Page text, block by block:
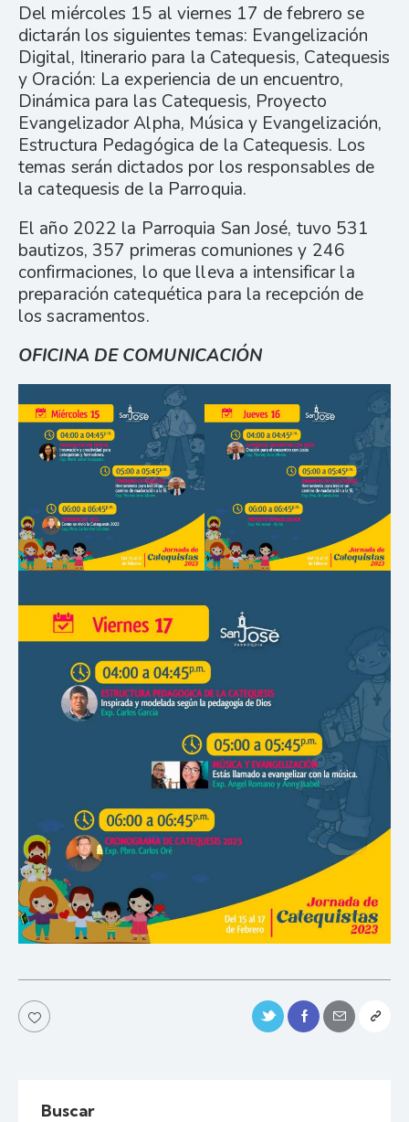
Del miércoles 15 al viernes 17 de febrero se
dictarán los siguientes temas: Evangelización
Digital, Itinerario para la Catequesis, Catequesis
y Oración: La experiencia de un encuentro,
Dinámica para las Catequesis, Proyecto
Evangelizador Alpha, Música y Evangelización,
Estructura Pedagógica de la Catequesis. Los
temas serán dictados por los responsables de
la catequesis de la Parroquia.
El año 2022 la Parroquia San José, tuvo 531
bautizos, 357 primeras comuniones y 246
confirmaciones, lo que lleva a intensificar la
preparación catequética para la recepción de
los sacramentos.
OFICINA DE COMUNICACIÓN
Buscar